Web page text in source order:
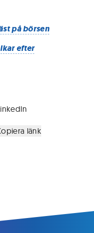
på börsen
efter
länk